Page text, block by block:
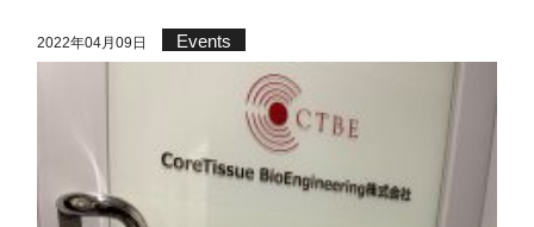
2022年04月09日 Events